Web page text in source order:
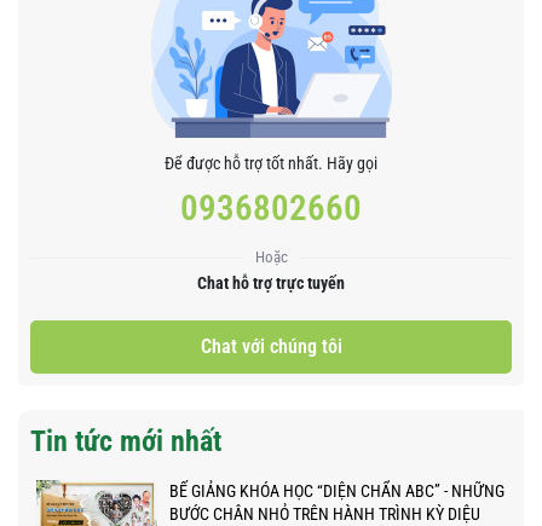
Để được hỗ trợ tốt nhất. Hãy gọi
0936802660
Hoặc
Chat hỗ trợ trực tuyến
Chat với chúng tôi
Tin tức mới nhất
BẾ GIẢNG KHÓA HỌC “DIỆN CHẨN ABC” - NHỮNG
BƯỚC CHÂN NHỎ TRÊN HÀNH TRÌNH KỲ DIỆU